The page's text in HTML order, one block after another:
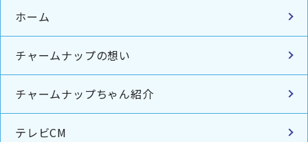
ホーム
チャームナップの想い
チャームナップちゃん紹介
テレビCM